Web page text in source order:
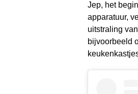
Jep, het
apparatuur,
uitstraling
bijvoorbeeld